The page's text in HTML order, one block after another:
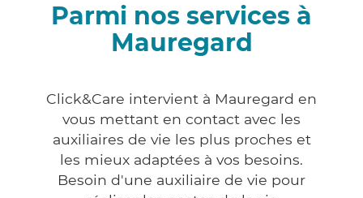
Parmi nos services à
Mauregard
Click&Care intervient à Mauregard en
vous mettant en contact avec les
auxiliaires de vie les plus proches et
les mieux adaptées à vos besoins.
Besoin d'une auxiliaire de vie pour